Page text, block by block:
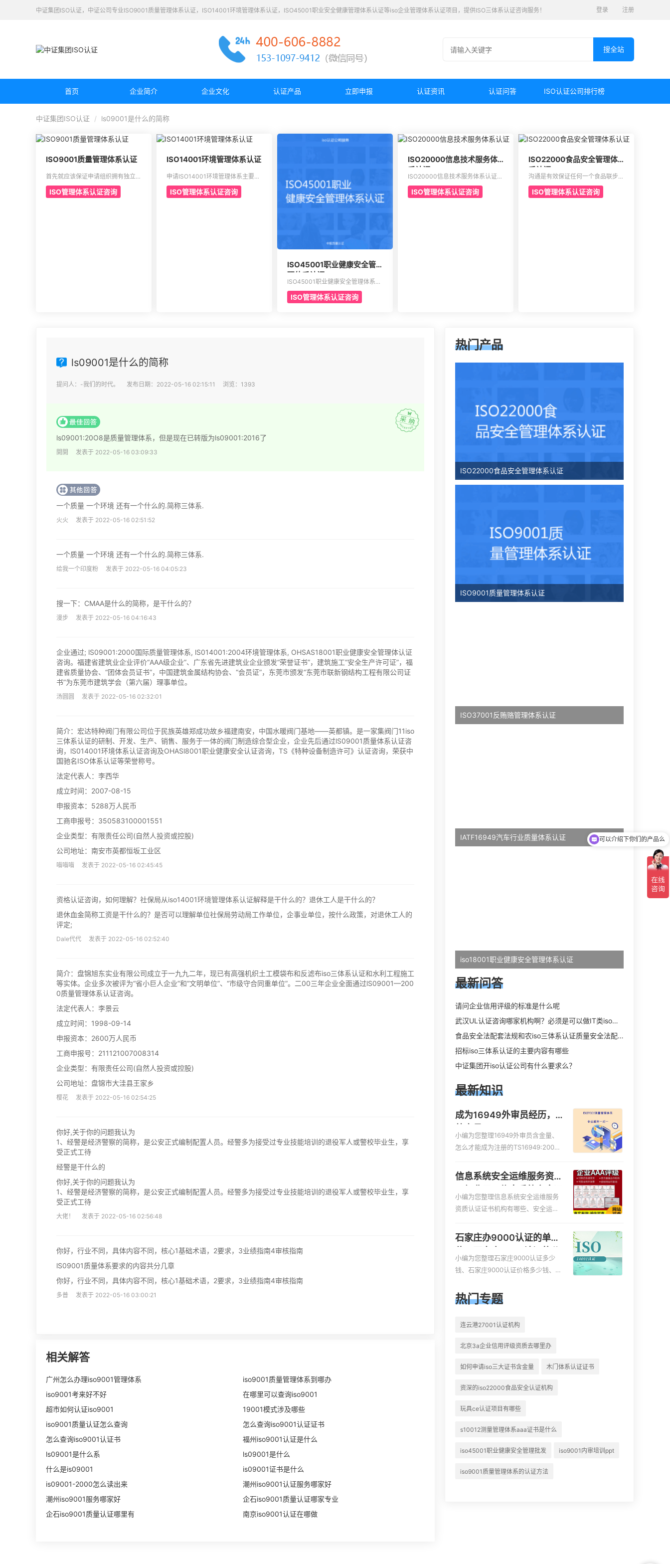
中证集团ISO认证，中证公司专业ISO9001质量管理体系认证，ISO14001环境管理体系认证，ISO45001职业安全健康管理体系认证等iso企业管理体系认证项目，提供ISO三体系认证咨询服务！ 登录 注册
首页 企业简介 企业文化 认证产品 立即申报 认证资讯 认证问答 ISO认证公司排行榜
中证集团ISO认证 ls09001是什么的简称
ISO9001质量管理体系认证
首先就应该保证申请组织拥有独立的
证明文件，其中包含组织机构代码证
或者是已经年检的营业执照。另外还
ISO管理体系认证咨询
ISO14001环境管理体系认证
申请ISO14001环境管理体系主要是
为了有效强调持续性的改进，要求组
织创建明确的职责，运作规范化的管
ISO管理体系认证咨询
ISO45001职业健康安全管
理体系认证
ISO45001职业健康安全管理体系认
证主要是通过专业性的评估以及符合
相应法规的鉴定，能够有效寻找出在
ISO管理体系认证咨询
ISO20000信息技术服务体
系认证
ISO20000信息技术服务体系认证是
面向机构的服务管理标准，主要的目
的是为了有效提供建立实施监控以及
ISO管理体系认证咨询
ISO22000食品安全管理体
系认证
沟通是有效保证任何一个食品联步骤
的食品安全危害可以有效得到控制和
确认。其中会包含食品中上游以及食
ISO管理体系认证咨询
ls09001是什么的简称
提问人：-我们的时代。 发布日期：2022-05-16 02:15:11 浏览：1393
ls09001:20O8是质量管理体系，但是现在已转版为ls09001:2016了
開開 发表于 2022-05-16 03:09:33
一个质量 一个环境 还有一个什么的.简称三体系.
火火 发表于 2022-05-16 02:51:52
一个质量 一个环境 还有一个什么的.简称三体系.
给我一个印度粉 发表于 2022-05-16 04:05:23
搜一下：CMAA是什么的简称，是干什么的？
漫步 发表于 2022-05-16 04:16:43
企业通过; lS09001:2000国际质量管理体系, lS014001:2004环境管理体系, OHSAS18001职业健康安全管理体认证
咨询。福建省建筑业企业评价“AAA级企业”、广东省先进建筑业企业颁发“荣誉证书”，建筑施工“安全生产许可证”，福
建省质量协会、“团体会员证书”，中国建筑金属结构协会、“会员证”，东莞市颁发“东莞市联新钢结构工程有限公司证
书”为东莞市建筑学会（第六届）理事单位。
汤圆圆 发表于 2022-05-16 02:32:01
简介：宏达特种阀门有限公司位于民族英雄郑成功故乡福建南安，中国水暖阀门基地——英都镇。是一家集阀门11iso
三体系认证的研制、开发、生产、销售、服务于一体的阀门制造综合型企业，企业先后通过lS09001质量体系认证咨
询，lS014001环境体系认证咨询及OHASl8001职业健康安全认证咨询，TS《特种设备制造许可》认证咨询，荣获中
国驰名ISO体系认证等荣誉称号。
法定代表人：李西华
成立时间：2007-08-15
申报资本：5288万人民币
工商申报号：350583100001551
企业类型：有限责任公司(自然人投资或控股)
公司地址：南安市英都恒坂工业区
喵喵喵 发表于 2022-05-16 02:45:45
资格认证咨询，如何理解？社保局从iso14001环境管理体系认证解释是干什么的？退休工人是干什么的？
退休血金简称工资是干什么的？是否可以理解单位社保局劳动局工作单位，企事业单位，按什么政策，对退休工人的
评定;
Dale代代 发表于 2022-05-16 02:52:40
简介：盘锦旭东实业有限公司成立于一九九二年，现已有高强机织土工模袋布和反滤布iso三体系认证和水利工程施工
等实体。企业多次被评为“省小巨人企业”和“文明单位”、“市级守合同重单位”。二00三年企业全面通过lS09001—200
0质量管理体系认证咨询。
法定代表人：李景云
成立时间：1998-09-14
申报资本：2600万人民币
工商申报号：211121007008314
企业类型：有限责任公司(自然人投资或控股)
公司地址：盘锦市大洼县王家乡
樱花 发表于 2022-05-16 02:54:25
你好,关于你的问题我认为
1、经警是经济警察的简称，是公安正式编制配置人员。经警多为接受过专业技能培训的退役军人或警校毕业生，享
受正式工待
经警是干什么的
你好,关于你的问题我认为
1、经警是经济警察的简称，是公安正式编制配置人员。经警多为接受过专业技能培训的退役军人或警校毕业生，享
受正式工待
大佬！ 发表于 2022-05-16 02:56:48
你好，行业不同，具体内容不同，核心1基础术语，2要求，3业绩指南4审核指南
lS09001质量体系要求的内容共分几章
你好，行业不同，具体内容不同，核心1基础术语，2要求，3业绩指南4审核指南
多普 发表于 2022-05-16 03:00:21
相关解答
广州怎么办理iso9001管理体系
iso9001质量管理体系到哪办
iso9001考来好不好
在哪里可以查询iso9001
超市如何认证iso9001
19001模式涉及哪些
iso9001质量认证怎么查询
怎么查询iso9001认证证书
怎么查询iso9001认证书
福州iso9001认证是什么
ls09001是什么系
ls09001是什么
什么是is09001
is09001证书是什么
is09001-2000怎么读出来
潮州iso9001认证服务哪家好
潮州iso9001服务哪家好
企石iso9001质量认证哪家专业
企石iso9001质量认证哪里有
南京iso9001认证在哪做
热门产品
ISO22000食品安全管理体系认证
ISO9001质量管理体系认证
ISO37001反贿赂管理体系认证
IATF16949汽车行业质量体系认证
iso18001职业健康安全管理体系认证
最新问答
请问企业信用评级的标准是什么呢
武汉UL认证咨询哪家机构啊？必须是可以做IT类iso三体系认证UL认证的机构？
食品安全法配套法规和农iso三体系认证质量安全法配套法规分别是什么？
招标iso三体系认证的主要内容有哪些
中证集团开iso认证公司有什么要求么？
最新知识
成为16949外审员经历，
小编为您整理16949外审员含金量、
怎么才能成为注册的TS16949:2009
过不了解具体情况、iso9000外审
员、SA8000外审员培训相关iso体系
认证知识，详情可查看下方正文！
信息系统安全运维服务资质
维服务资质二级
小编为您整理信息系统安全运维服务
资质认证证书机构有哪些、安全运维
服务资质哪家便宜、安全运维服务资
质认证哪家效率高、信息系统安全集
成服务资质认证的申请书相关iso体系
认证知识，详情可查看下方正文！
石家庄办9000认证的单
司
小编为您整理石家庄9000认证多少
钱、石家庄9000认证价格多少钱、石
000认证价格贵吗、石家庄9000认证
费用大概多钱相关iso体系认证知识，
热门专题
连云港27001认证机构
北京3a企业信用评级资质去哪里办
如何申请iso三大证书含金量 木门体系认证证书
资深的iso22000食品安全认证机构
玩具ce认证项目有哪些
s10012测量管理体系aaa证书是什么
iso45001职业健康安全管理批发 iso9001内审培训ppt
iso9001质量管理体系的认证方法
可以介绍下你们的产品么